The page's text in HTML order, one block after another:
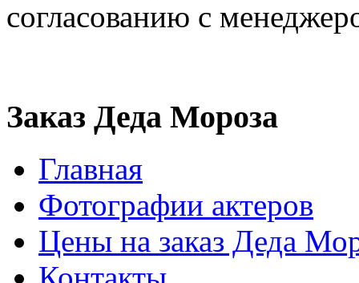
согласованию с
Заказ Деда Мороза
Главная
Фотографии актеров
Цены на заказ Деда